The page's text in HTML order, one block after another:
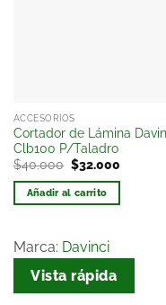
ACCESORIOS
Cortador de Lámina
Clb100 P/Taladro
$40.000 $32.000
Añadir al carrito
Marca: Davinci
Vista rápida